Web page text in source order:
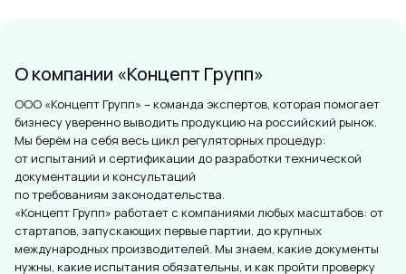
О компании «Концепт Групп»
ООО «Концепт Групп» – команда экспертов, которая помогает
бизнесу уверенно выводить продукцию на российский рынок.
Мы берём на себя весь цикл регуляторных процедур:
от испытаний и сертификации до разработки технической
документации и консультаций
по требованиям законодательства.
«Концепт Групп» работает с компаниями любых масштабов: от
стартапов, запускающих первые партии, до крупных
международных производителей. Мы знаем, какие документы
нужны, какие испытания обязательны, и как пройти проверку